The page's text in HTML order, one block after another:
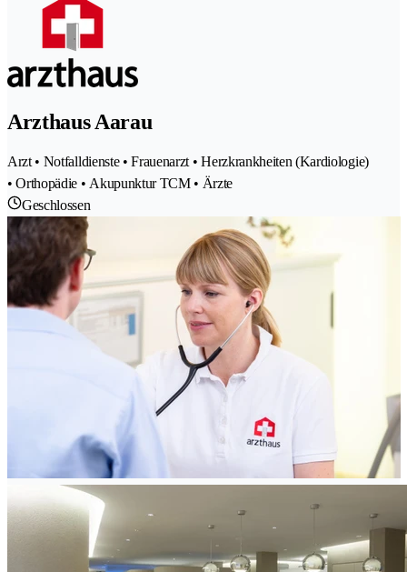
Arzthaus Aarau
Arzt • Notfalldienste • Frauenarzt • Herzkrankheiten (Kardiologie)
• Orthopädie • Akupunktur TCM • Ärzte
Geschlossen